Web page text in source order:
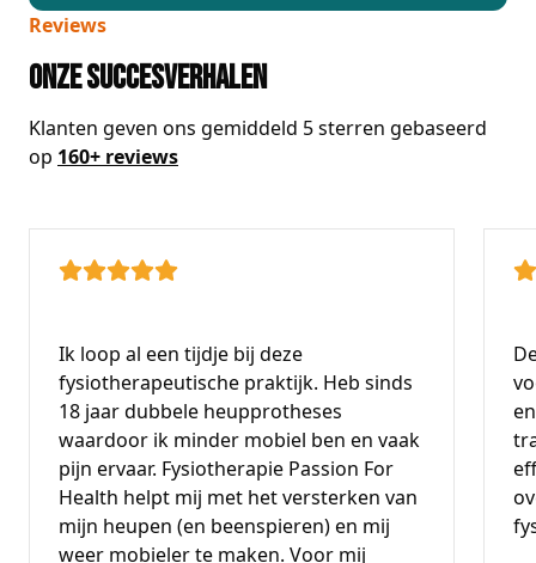
Reviews
Onze succesverhalen
Klanten geven ons gemiddeld 5 sterren gebaseerd
op 160+ reviews
Ik loop al een tijdje bij deze
fysiotherapeutische praktijk. Heb sinds
18 jaar dubbele heupprotheses
waardoor ik minder mobiel ben en vaak
pijn ervaar. Fysiotherapie Passion For
Health helpt mij met het versterken van
mijn heupen (en beenspieren) en mij
weer mobieler te maken. Voor mij